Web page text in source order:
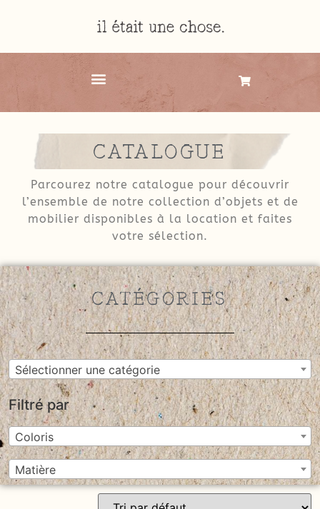
CATALOGUE
Parcourez notre catalogue pour découvrir
l’ensemble de notre collection d’objets et de
mobilier disponibles à la location et faites
votre sélection.
CATÉGORIES
Sélectionner une catégorie
Filtré par
Coloris
Matière